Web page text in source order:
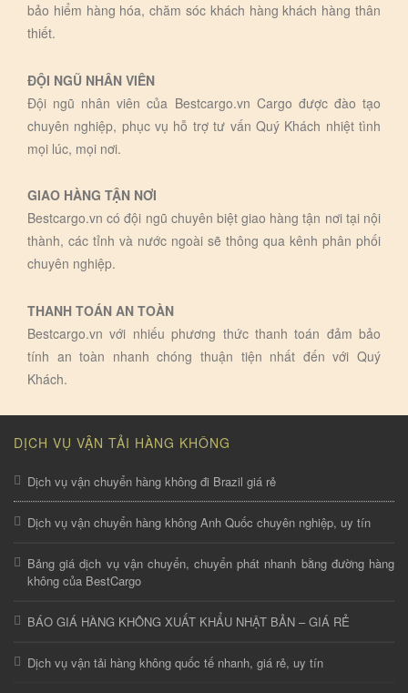
bảo hiểm hàng hóa, chăm sóc khách hàng khách hàng thân
thiết.
ĐỘI NGŨ NHÂN VIÊN
Đội ngũ nhân viên của Bestcargo.vn Cargo được đào tạo
chuyên nghiệp, phục vụ hỗ trợ tư vấn Quý Khách nhiệt tình
mọi lúc, mọi nơi.
GIAO HÀNG TẬN NƠI
Bestcargo.vn có đội ngũ chuyên biệt giao hàng tận nơi tại nội
thành, các tỉnh và nước ngoài sẽ thông qua kênh phân phối
chuyên nghiệp.
THANH TOÁN AN TOÀN
Bestcargo.vn với nhiếu phương thức thanh toán đảm bảo
tính an toàn nhanh chóng thuận tiện nhất đến với Quý
Khách.
DỊCH VỤ VẬN TẢI HÀNG KHÔNG
Dịch vụ vận chuyển hàng không đi Brazil giá rẻ
Dịch vụ vận chuyển hàng không Anh Quốc chuyên nghiệp, uy tín
Bảng giá dịch vụ vận chuyển, chuyển phát nhanh bằng đường hàng
không của BestCargo
BÁO GIÁ HÀNG KHÔNG XUẤT KHẨU NHẬT BẢN – GIÁ RẺ
Dịch vụ vận tải hàng không quốc tế nhanh, giá rẻ, uy tín